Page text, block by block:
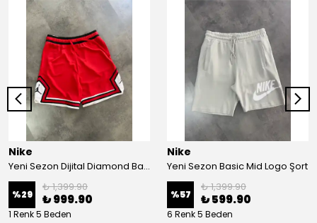
Nike
Yeni Sezon Dijital Diamond Basketboll Red Şort
%29
₺ 1,399.90
₺ 999.90
1 Renk 5 Beden
Nike
Yeni Sezon Basic Mid Logo Şort
%57
₺ 1,399.90
₺ 599.90
6 Renk 5 Beden